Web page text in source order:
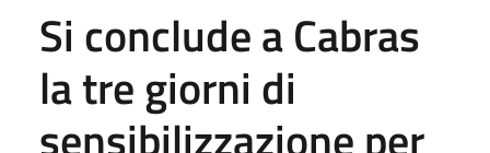
Si conclude a Cabras
la tre giorni di